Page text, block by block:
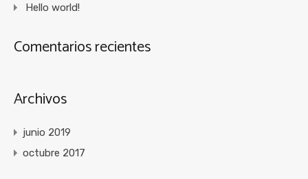
Hello world!
Comentarios recientes
Archivos
junio 2019
octubre 2017